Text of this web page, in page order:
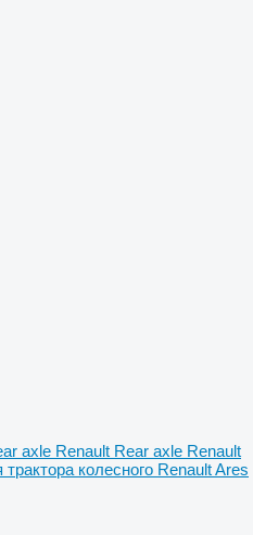
axle Renault Rear axle Renault
колесного Renault Ares